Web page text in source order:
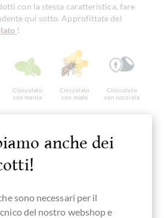
con la stessa caratteristica, fare
qui sotto. Approfittate del
!
Cioccolato
con menta
Cioccolato
con miele
Cioccolato
con nocciola
anche dei
sono necessari per il
del nostro webshop e